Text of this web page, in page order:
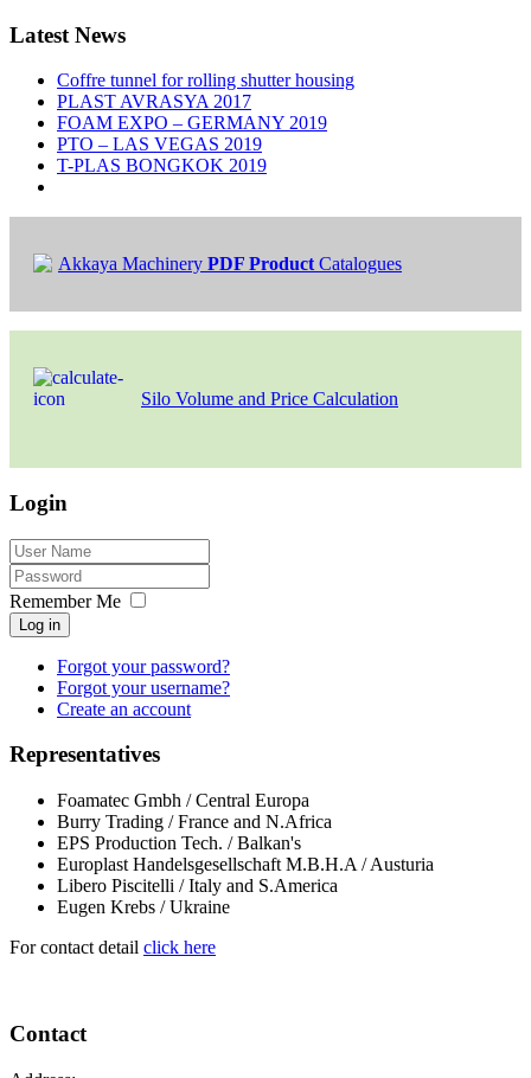
Latest News
Coffre tunnel for rolling shutter housing
PLAST AVRASYA 2017
FOAM EXPO – GERMANY 2019
PTO – LAS VEGAS 2019
T-PLAS BONGKOK 2019
Akkaya Machinery PDF Product Catalogues
Silo Volume and Price Calculation
Login
Remember Me
Log in
Forgot your password?
Forgot your username?
Create an account
Representatives
Foamatec Gmbh / Central Europa
Burry Trading / France and N.Africa
EPS Production Tech. / Balkan's
Europlast Handelsgesellschaft M.B.H.A / Austuria
Libero Piscitelli / Italy and S.America
Eugen Krebs / Ukraine
For contact detail click here
Contact